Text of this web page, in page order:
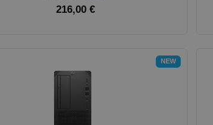
216,00 €
NEW